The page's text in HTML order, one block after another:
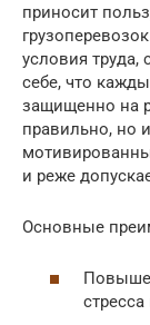
приносит
условия труда,
себе, что
защищенно на
правильно, но
и реже
Основные